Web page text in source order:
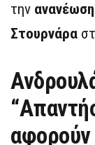
την ανανέωση
Στουρνάρα
αφορούν